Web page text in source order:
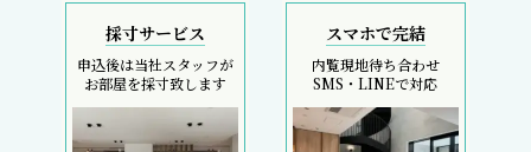
採寸サービス
申込後は当社スタッフが
お部屋を採寸致します
スマホで完結
内覧現地待ち合わせ
SMS・LINEで対応